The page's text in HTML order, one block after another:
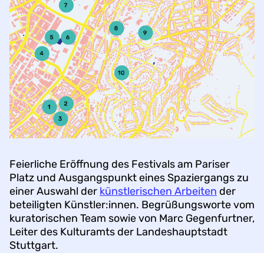
Feierliche Eröffnung des Festivals am Pariser
Platz und Ausgangspunkt eines Spaziergangs zu
einer Auswahl der künstlerischen Arbeiten der
beteiligten Künstler:innen. Begrüßungsworte vom
kuratorischen Team sowie von Marc Gegenfurtner,
Leiter des Kulturamts der Landeshauptstadt
Stuttgart.